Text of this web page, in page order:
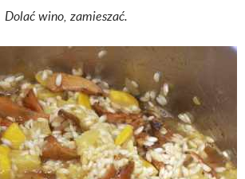
Dolać wino, zamieszać.